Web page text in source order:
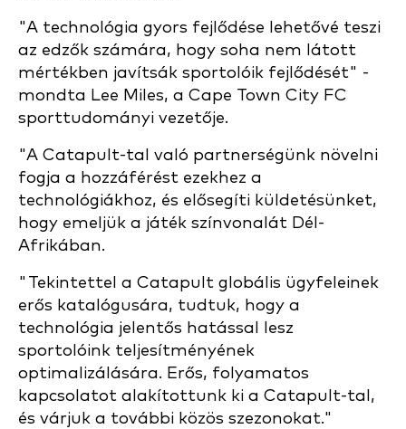
"A technológia gyors fejlődése lehetővé teszi
az edzők számára, hogy soha nem látott
mértékben javítsák sportolóik fejlődését" -
mondta Lee Miles, a Cape Town City FC
sporttudományi vezetője.
"A Catapult-tal való partnerségünk növelni
fogja a hozzáférést ezekhez a
technológiákhoz, és elősegíti küldetésünket,
hogy emeljük a játék színvonalát Dél-
Afrikában.
"Tekintettel a Catapult globális ügyfeleinek
erős katalógusára, tudtuk, hogy a
technológia jelentős hatással lesz
sportolóink teljesítményének
optimalizálására. Erős, folyamatos
kapcsolatot alakítottunk ki a Catapult-tal,
és várjuk a további közös szezonokat."